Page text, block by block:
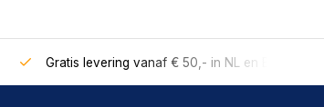
Gratis levering vanaf € 50,- in NL en BE